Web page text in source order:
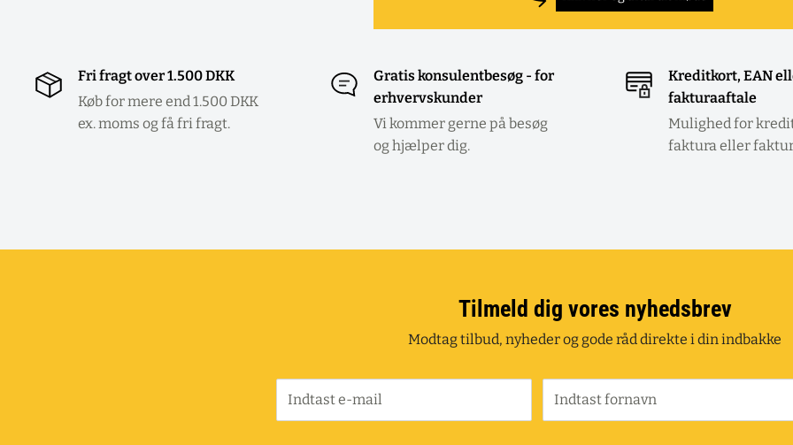
Fri fragt over 1.500 DKK
Køb for mere end 1.500 DKK
ex. moms og få fri fragt.
Gratis konsulentbesøg - for
erhvervskunder
Vi kommer gerne på besøg
og hjælper dig.
Kreditkort, EAN
fakturaaftale
Mulighed for
faktura eller
Tilmeld dig vores nyhedsbrev
Modtag tilbud, nyheder og gode råd direkte i din indbakke
Indtast e-mail Indtast fornavn